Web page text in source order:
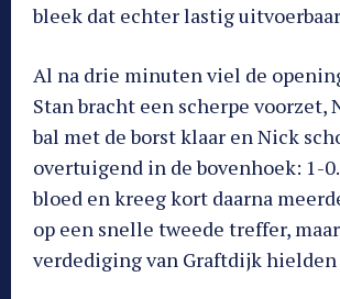
bleek dat echter lastig
Al na drie minuten viel de
Stan bracht een scherpe voorzet,
bal met de borst klaar en Nick
overtuigend in de bovenhoek: 1-
bloed en kreeg kort daarna
op een snelle tweede treffer,
verdediging van Graftdijk hielden